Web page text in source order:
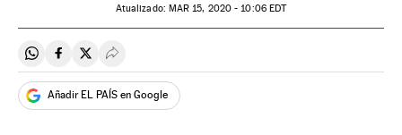
atualizado: MAR 15, 2020 - 10:06EDT
Compartir en Whatsapp
Compartir en Facebook
Compartir en Twitter
Desplegar Redes Sociales
Añadir EL PAÍS en Google